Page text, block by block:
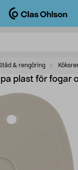
& rengöring
plast för fogar